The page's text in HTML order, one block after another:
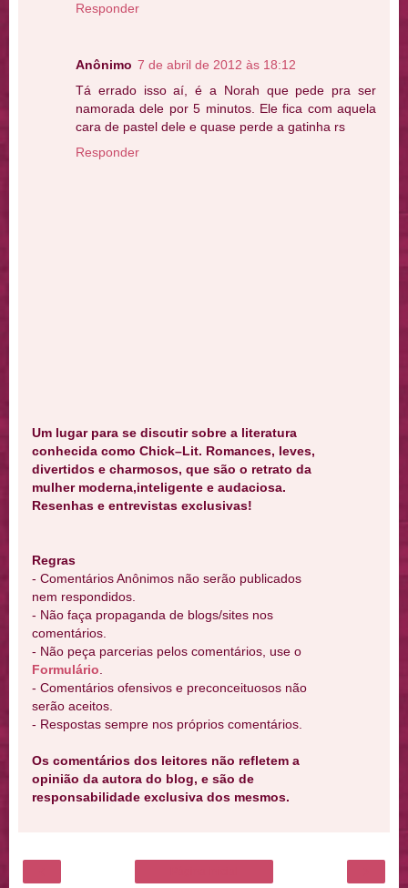
Responder
Anônimo 7 de abril de 2012 às 18:12
Tá errado isso aí, é a Norah que pede pra ser
namorada dele por 5 minutos. Ele fica com aquela
cara de pastel dele e quase perde a gatinha rs
Responder
Um lugar para se discutir sobre a literatura
conhecida como Chick–Lit. Romances, leves,
divertidos e charmosos, que são o retrato da
mulher moderna,inteligente e audaciosa.
Resenhas e entrevistas exclusivas!
Regras
- Comentários Anônimos não serão publicados
nem respondidos.
- Não faça propaganda de blogs/sites nos
comentários.
- Não peça parcerias pelos comentários, use o
Formulário
- Comentários ofensivos e preconceituosos não
serão aceitos.
- Respostas sempre nos próprios comentários.
Os comentários dos leitores não refletem a
opinião da autora do blog, e são de
responsabilidade exclusiva dos mesmos.